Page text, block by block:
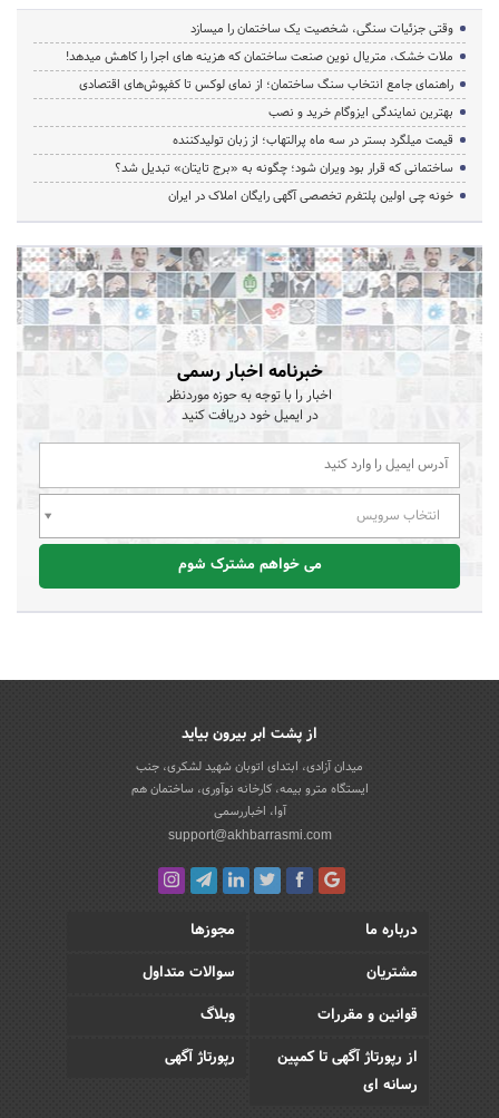
وقتی جزئیات سنگی، شخصیت یک ساختمان را میسازد
ملات خشک، متریال نوین صنعت ساختمان که هزینه‌ های اجرا را کاهش میدهد!
راهنمای جامع انتخاب سنگ ساختمان؛ از نمای لوکس تا کفپوش‌های اقتصادی
بهترین نمایندگی ایزوگام خرید و نصب
قیمت میلگرد بستر در سه ماه پرالتهاب؛ از زبان تولیدکننده
ساختمانی که قرار بود ویران شود؛ چگونه به «برج تایتان» تبدیل شد؟
خونه چی اولین پلتفرم تخصصی آگهی رایگان املاک در ایران
خبرنامه اخبار رسمی
اخبار را با توجه به حوزه موردنظر
در ایمیل خود دریافت کنید
انتخاب سرویس
می خواهم مشترک شوم
از پشت ابر بیرون بیاید
میدان آزادی، ابتدای اتوبان شهید لشکری، جنب
ایستگاه مترو بیمه، کارخانه نوآوری، ساختمان هم
آوا، اخباررسمی
support@akhbarrasmi.com
درباره ما
مجوزها
مشتریان
سوالات متداول
قوانین و مقررات
وبلاگ
از رپورتاژ آگهی تا کمپین
رسانه ای
رپورتاژ آگهی